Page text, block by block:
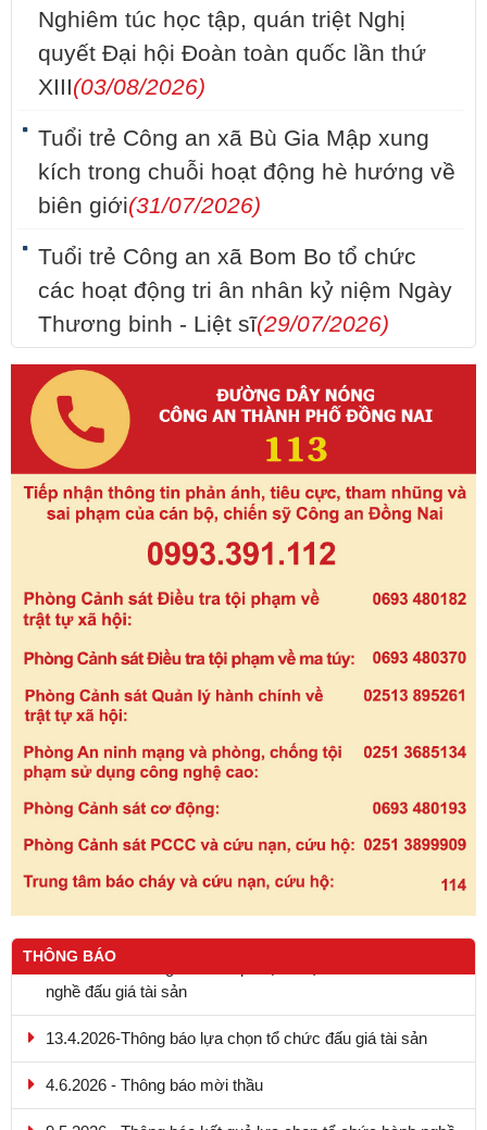
Nghiêm túc học tập, quán triệt Nghị
quyết Đại hội Đoàn toàn quốc lần thứ
XIII(03/08/2026)
Tuổi trẻ Công an xã Bù Gia Mập xung
kích trong chuỗi hoạt động hè hướng về
biên giới(31/07/2026)
Tuổi trẻ Công an xã Bom Bo tổ chức
các hoạt động tri ân nhân kỷ niệm Ngày
Thương binh - Liệt sĩ(29/07/2026)
THÔNG BÁO
20.4.2026 - Thông báo kết quả lựa chọn tổ chức hành
nghề đấu giá tài sản